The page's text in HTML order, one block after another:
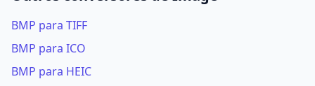
BMP para TIFF
BMP para ICO
BMP para HEIC